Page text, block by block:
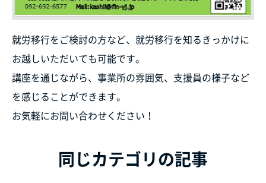
就労移行をご検討の方など、就労移行を知るきっかけに
お越しいただいても可能です。
講座を通じながら、事業所の雰囲気、支援員の様子など
を感じることができます。
お気軽にお問い合わせください！
同じカテゴリの記事